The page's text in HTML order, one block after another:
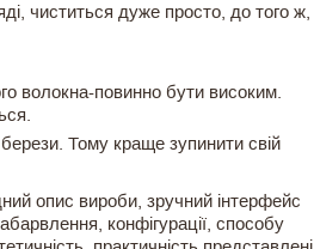
чиститься дуже просто, до того ж,
волокна-повинно бути високим.
Тому краще зупинити свій
опис вироби, зручний інтерфейс
конфігурації, способу